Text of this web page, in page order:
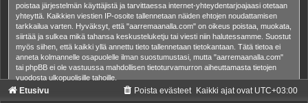
poistaa järjestelmän käyttäjistä ja tarvittaessa internet-yhteydentarjoajaasi otetaan
yhteyttä. Kaikkien viestien IP-osoite tallennetaan näiden ehtojen noudattamisen
tarkkailua varten. Hyväksyt, että "aarremaanalla.com" on oikeus poistaa, muokata,
siirtää ja sulkea mikä tahansa keskusteluketju tai viesti niin halutessamme. Suostut
myös siihen, että kaikki yllä annettu tieto tallennetaan tietokantaan. Tätä tietoa ei
anneta kolmannelle osapuolelle ilman suostumustasi, mutta "aarremaanalla.com"
tai phpBB ei ole vastuussa mahdollisen tietoturvamurron aiheuttamasta tietojen
vuodosta ulkopuolisille tahoille.
Etusivu Kaikki ajat ovat UTC+03:00
Poista evästeet